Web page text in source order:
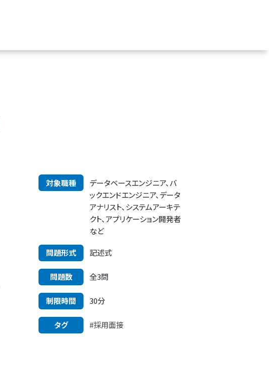
対象職種
データベースエンジニア、バ
ックエンドエンジニア、データ
アナリスト、システムアーキテ
クト、アプリケーション開発者
など
問題形式 記述式
問題数 全3問
制限時間 30分
タグ #採用面接